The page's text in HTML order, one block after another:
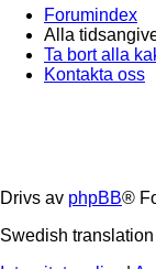
Forumindex
Alla
Ta bort alla
Kontakta oss
Drivs av phpBB®
Swedish